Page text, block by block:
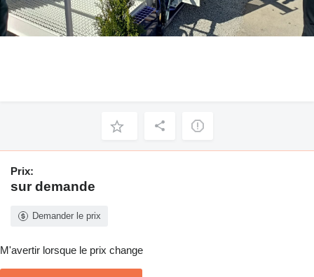
Prix:
sur demande
Demander le prix
M'avertir lorsque le prix change